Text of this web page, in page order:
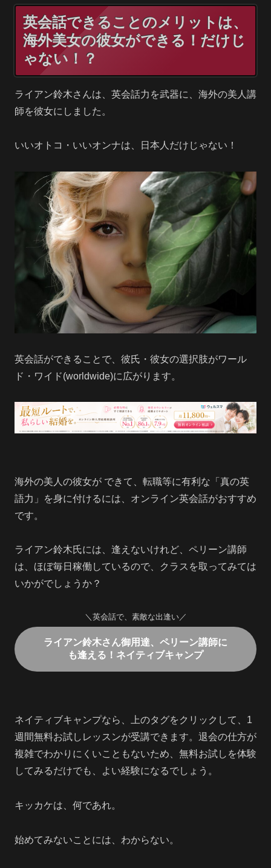
英会話できることのメリットは、
海外美女の彼女ができる！だけじ
ゃない！？
ライアン鈴木さんは、英会話力を武器に、海外の美人講
師を彼女にしました。
いいオトコ・いいオンナは、日本人だけじゃない！
英会話ができることで、彼氏・彼女の選択肢がワール
ド・ワイド(worldwide)に広がります。
海外の美人の彼女が できて、転職等に有利な「真の英
語力」を身に付けるには、オンライン英会話がおすすめ
です。
ライアン鈴木氏には、逢えないけれど、ペリーン講師
は、ほぼ毎日稼働しているので、クラスを取ってみては
いかがでしょうか？
＼英会話で、素敵な出逢い／
ライアン鈴木さん御用達、ペリーン講師に
も逢える！ネイティブキャンプ
ネイティブキャンプなら、上のタグをクリックして、1
週間無料お試しレッスンが受講できます。退会の仕方が
複雑でわかりにくいこともないため、無料お試しを体験
してみるだけでも、よい経験になるでしょう。
キッカケは、何であれ。
始めてみないことには、わからない。